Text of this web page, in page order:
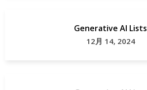
Generative AI Lists
12月 14, 2024